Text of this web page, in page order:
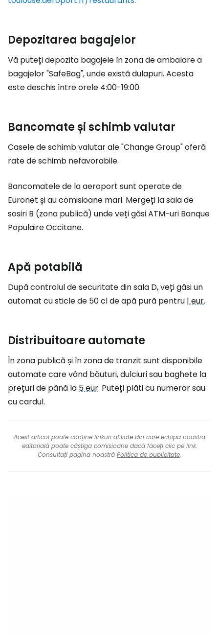
Depozitarea bagajelor
Vă puteți depozita bagajele în zona de ambalare a
bagajelor "SafeBag", unde există dulapuri. Acesta
este deschis între orele 4:00-19:00.
Bancomate și schimb valutar
Casele de schimb valutar ale "Change Group" oferă
rate de schimb nefavorabile.
Bancomatele de la aeroport sunt operate de
Euronet și au comisioane mari. Mergeți la sala de
sosiri B (zona publică) unde veți găsi ATM-uri Banque
Populaire Occitane.
Apă potabilă
După controlul de securitate din sala D, veți găsi un
automat cu sticle de 50 cl de apă pură pentru1 eur.
Distribuitoare automate
În zona publică și în zona de tranzit sunt disponibile
automate care vând băuturi, dulciuri sau baghete la
prețuri de până la5 eur. Puteți plăti cu numerar sau
cu cardul.
Acest articol poate conține linkuri afiliate din care echipa noastră
editorială poate câștiga comisioane dacă faceți clic pe link.
Consultați pagina noastră Politica de publicitate.